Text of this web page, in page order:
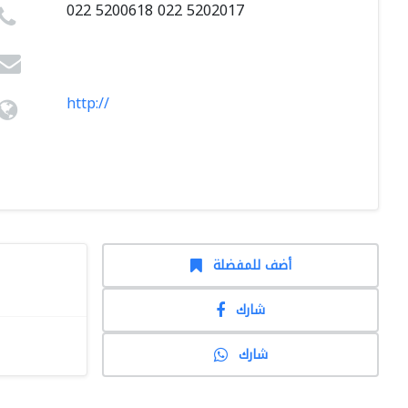
022 5200618 022 5202017
http://
أضف للمفضلة
شارك
شارك